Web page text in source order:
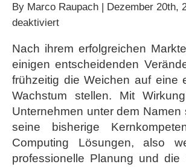
By Marco Raupach | Dezember 20th,
deaktiviertfür
Umfirmierung:
event-
store
wird
succevo
Nach ihrem erfolgreichen
einigen entscheidenden
frühzeitig die Weichen auf eine
Wachstum stellen. Mit
Unternehmen unter dem
seine bisherige
Computing Lösungen, also
professionelle Planung und die